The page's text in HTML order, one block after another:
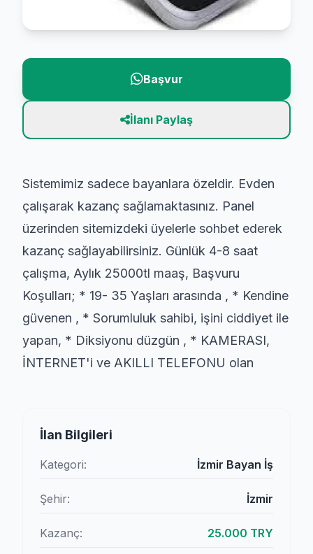
Başvur
İlanı Paylaş
Sistemimiz sadece bayanlara özeldir. Evden
çalışarak kazanç sağlamaktasınız. Panel
üzerinden sitemizdeki üyelerle sohbet ederek
kazanç sağlayabilirsiniz. Günlük 4-8 saat
çalışma, Aylık 25000tl maaş, Başvuru
Koşulları; * 19- 35 Yaşları arasında , * Kendine
güvenen , * Sorumluluk sahibi, işini ciddiyet ile
yapan, * Diksiyonu düzgün , * KAMERASI,
İNTERNET'i ve AKILLI TELEFONU olan
İlan Bilgileri
Kategori: İzmir Bayan İş
Şehir: İzmir
Kazanç: 25.000 TRY